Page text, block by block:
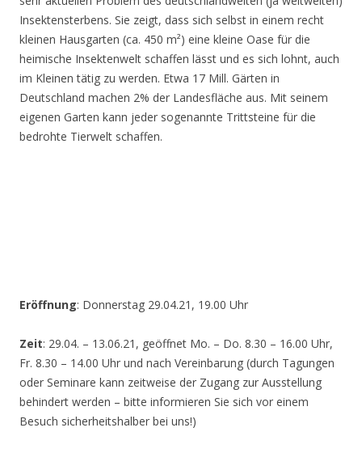
Insektensterbens. Sie zeigt, dass sich selbst in einem recht
kleinen Hausgarten (ca. 450 m²) eine kleine Oase für die
heimische Insektenwelt schaffen lässt und es sich lohnt, auch
im Kleinen tätig zu werden. Etwa 17 Mill. Gärten in
Deutschland machen 2% der Landesfläche aus. Mit seinem
eigenen Garten kann jeder sogenannte Trittsteine für die
bedrohte Tierwelt schaffen.
Eröffnung: Donnerstag 29.04.21, 19.00 Uhr
Zeit: 29.04. – 13.06.21, geöffnet Mo. – Do. 8.30 – 16.00 Uhr,
Fr. 8.30 – 14.00 Uhr und nach Vereinbarung (durch Tagungen
oder Seminare kann zeitweise der Zugang zur Ausstellung
behindert werden – bitte informieren Sie sich vor einem
Besuch sicherheitshalber bei uns!)